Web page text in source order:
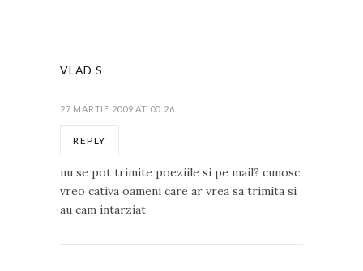
VLAD S
27 MARTIE 2009 AT 00:26
REPLY
nu se pot trimite poeziile si pe mail? cunosc
vreo cativa oameni care ar vrea sa trimita si
au cam intarziat